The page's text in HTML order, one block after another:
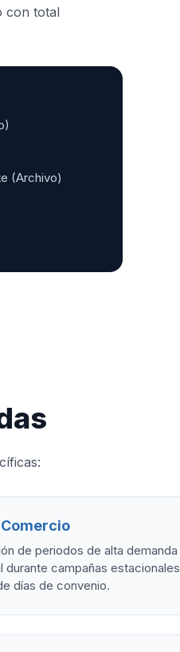
con total
(Archivo)
de periodos de alta demanda
durante campañas estacionales
días de convenio.